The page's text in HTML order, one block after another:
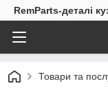
RemParts-деталі
Товари та